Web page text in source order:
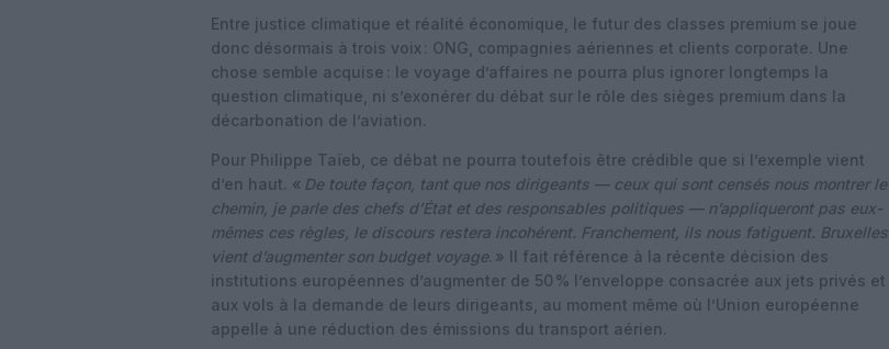
Entre justice climatique et réalité économique, le futur des classes premium se joue
donc désormais à trois voix : ONG, compagnies aériennes et clients corporate. Une
chose semble acquise : le voyage d’affaires ne pourra plus ignorer longtemps la
question climatique, ni s’exonérer du débat sur le rôle des sièges premium dans la
décarbonation de l’aviation.
Pour Philippe Taïeb, ce débat ne pourra toutefois être crédible que si l’exemple vient
d’en haut. « De toute façon, tant que nos dirigeants — ceux qui sont censés nous montrer le
chemin, je parle des chefs d’État et des responsables politiques — n’appliqueront pas eux-
mêmes ces règles, le discours restera incohérent. Franchement, ils nous fatiguent. Bruxelles
vient d’augmenter son budget voyage. » Il fait référence à la récente décision des
institutions européennes d’augmenter de 50 % l’enveloppe consacrée aux jets privés et
aux vols à la demande de leurs dirigeants, au moment même où l’Union européenne
appelle à une réduction des émissions du transport aérien.